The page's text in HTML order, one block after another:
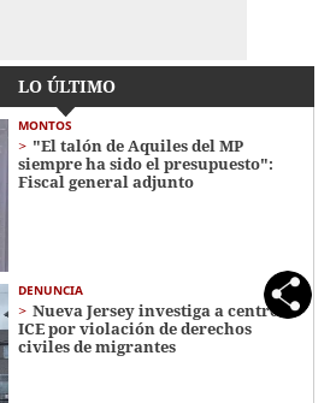
LO ÚLTIMO
MONTOS
"El talón de Aquiles del MP
siempre ha sido el presupuesto":
Fiscal general adjunto
DENUNCIA
Nueva Jersey investiga a centro de
ICE por violación de derechos
civiles de migrantes